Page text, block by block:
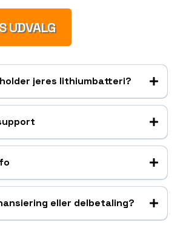
UDVALG
jeres lithiumbatteri?
eller delbetaling?